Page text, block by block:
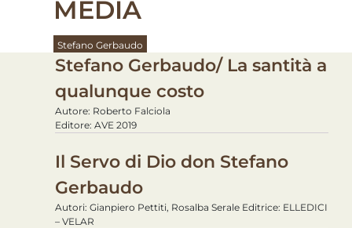
MEDIA
Stefano Gerbaudo
Stefano Gerbaudo/ La santità a
qualunque costo
Autore: Roberto Falciola
Editore: AVE 2019
Il Servo di Dio don Stefano
Gerbaudo
Autori: Gianpiero Pettiti, Rosalba Serale Editrice: ELLEDICI
– VELAR